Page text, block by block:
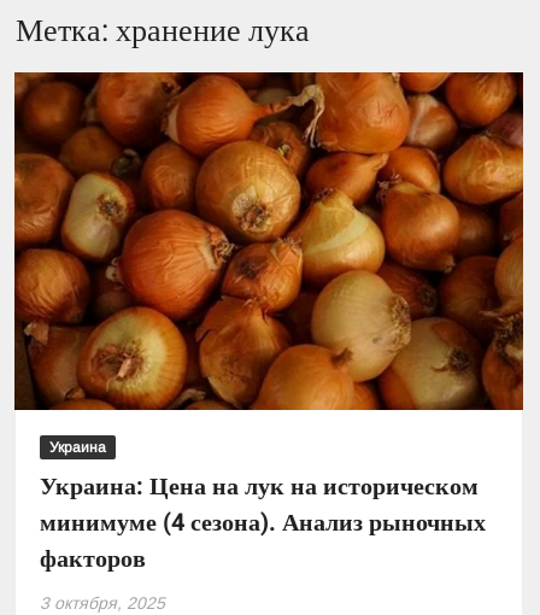
Метка:хранение лука
Украина
Украина: Цена на лук на историческом
минимуме (4 сезона). Анализ рыночных
факторов
3 октября, 2025